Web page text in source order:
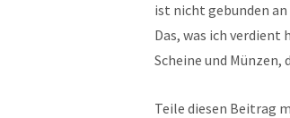
ist nicht gebunden an
Das, was ich verdient
Scheine und
Teile diesen Beitrag